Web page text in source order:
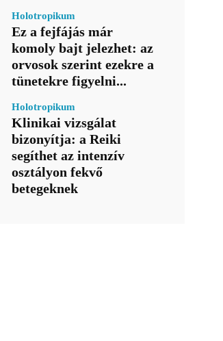
Holotropikum
Ez a fejfájás már
komoly bajt jelezhet: az
orvosok szerint ezekre a
tünetekre figyelni...
Holotropikum
Klinikai vizsgálat
bizonyítja: a Reiki
segíthet az intenzív
osztályon fekvő
betegeknek